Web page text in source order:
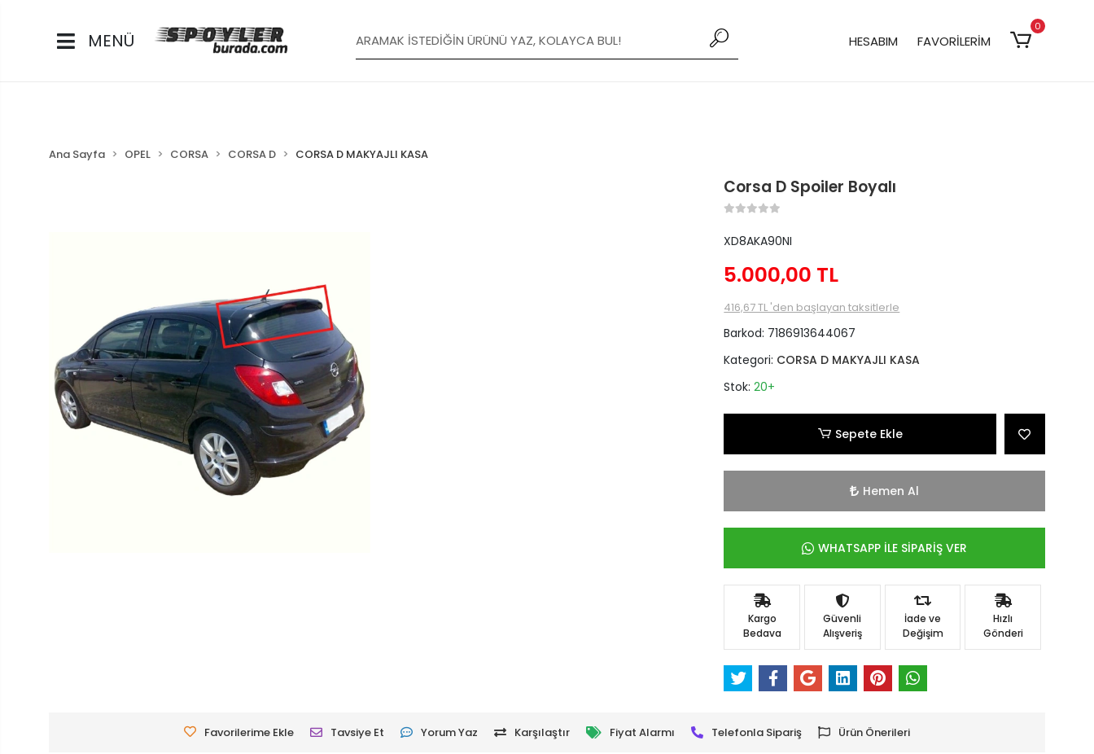
MENÜ HESABIM FAVORİLERİM
0
Ana Sayfa OPEL CORSA CORSA D CORSA D MAKYAJLI KASA
Corsa D Spoiler Boyalı
XD8AKA90NI
5.000,00 TL
416,67 TL 'den başlayan taksitlerle
Barkod: 7186913644067
Kategori: CORSA D MAKYAJLI KASA
Stok:20+
Sepete Ekle
Hemen Al
WHATSAPP İLE SİPARİŞ VER
Kargo
Bedava
Güvenli
Alışveriş
İade ve
Değişim
Hızlı
Gönderi
Favorilerime Ekle Tavsiye Et Yorum Yaz Karşılaştır Fiyat Alarmı Telefonla Sipariş Ürün Önerileri